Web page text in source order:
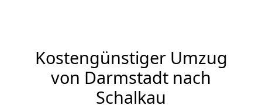
Kostengünstiger Umzug
von Darmstadt nach
Schalkau